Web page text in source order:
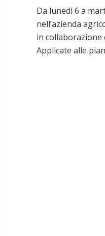
Da lunedì 6 a
nell’azienda
in collaborazione
Applicate alle